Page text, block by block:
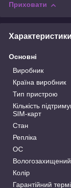
Приховати
Характеристики
Основні
Виробник
Країна виробник
Тип пристрою
Кількість
SIM-карт
Стан
Репліка
ОС
Колір
Гарантійний